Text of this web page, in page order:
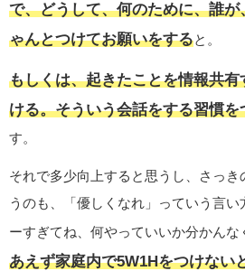
で、どうして、何のために、誰
ゃんとつけてお願いをすると。
もしくは、起きたことを情報共
ける。そういう会話をする習慣を
す。
それで多少向上すると思うし、さっ
うのも、「優しくなれ」っていう言
ーすぎてね、何やっていいか分かんな
あえず家庭内で5W1Hをつけない